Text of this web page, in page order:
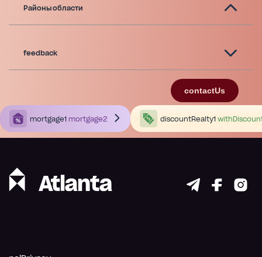
Районы области
feedback
contactUs
mortgage1 mortgage2 discountRealty1